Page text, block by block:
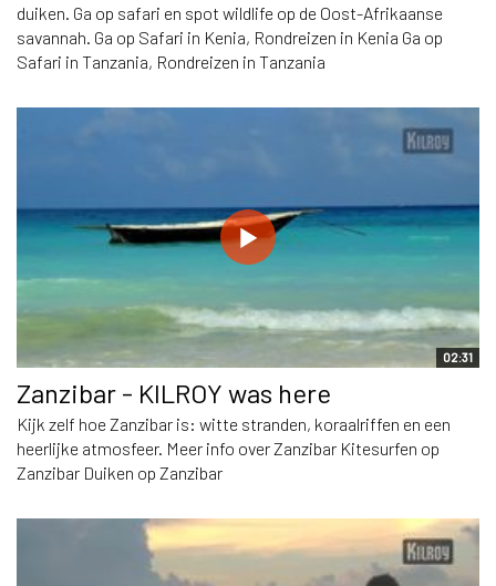
duiken. Ga op safari en spot wildlife op de Oost-Afrikaanse
savannah. Ga op Safari in Kenia, Rondreizen in Kenia Ga op
Safari in Tanzania, Rondreizen in Tanzania
02:31
Zanzibar - KILROY was here
Kijk zelf hoe Zanzibar is: witte stranden, koraalriffen en een
heerlijke atmosfeer. Meer info over Zanzibar Kitesurfen op
Zanzibar Duiken op Zanzibar